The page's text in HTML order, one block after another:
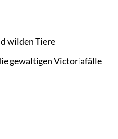
wilden Tiere
gewaltigen Victoriafälle